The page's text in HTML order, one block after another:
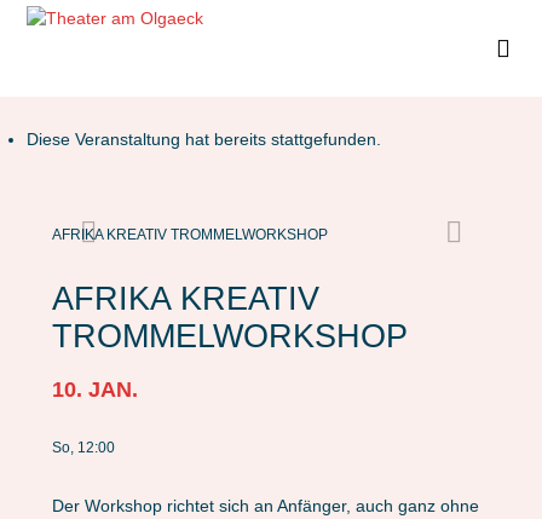
Diese Veranstaltung hat bereits stattgefunden.
AFRIKA KREATIV TROMMELWORKSHOP
AFRIKA KREATIV
TROMMELWORKSHOP
10. JAN.
So, 12:00
Der Workshop richtet sich an Anfänger, auch ganz ohne